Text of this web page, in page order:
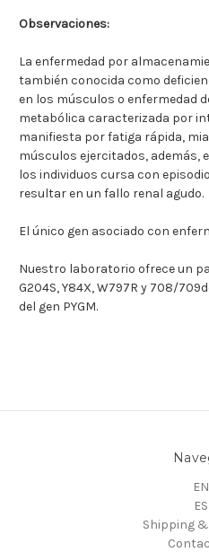
Observaciones:
La enfermedad por
también conocida como
en los músculos o enfermedad
metabólica caracterizada por
manifiesta por fatiga rápida,
músculos ejercitados, además,
los individuos cursa con
resultar en un fallo renal agudo.
El único gen asociado con
Nuestro laboratorio ofrece un
G204S, Y84X, W797R y 708/
del gen PYGM.
EN
ES
Shipping